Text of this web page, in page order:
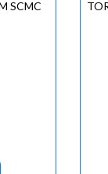
SCMC